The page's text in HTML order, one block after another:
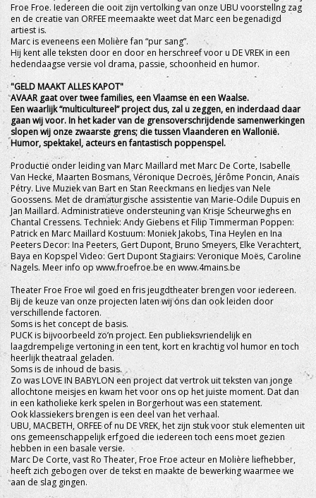
Froe Froe. Iedereen die ooit zijn vertolking van onze UBU voorstellng zag
en de creatie van ORFEE meemaakte weet dat Marc een begenadigd
artiest is.
Marc is eveneens een Molière fan “pur sang”.
Hij kent alle teksten door en door en herschreef voor u DE VREK in een
hedendaagse versie vol drama, passie, schoonheid en humor.
"GELD MAAKT ALLES KAPOT"
AVAAR gaat over twee families, een Vlaamse en een Waalse.
Een waarlijk “multicultureel” project dus, zal u zeggen, en inderdaad daar
gaan wij voor. In het kader van de grensoverschrijdende samenwerkingen
slopen wij onze zwaarste grens; die tussen Vlaanderen en Wallonië.
Humor, spektakel, acteurs en fantastisch poppenspel.
Productie onder leiding van Marc Maillard met Marc De Corte, Isabelle
Van Hecke, Maarten Bosmans, Véronique Decroës, Jérôme Poncin, Anaïs
Pétry. Live Muziek van Bart en Stan Reeckmans en liedjes van Nele
Goossens. Met de dramaturgische assistentie van Marie-Odile Dupuis en
Jan Maillard. Administratieve ondersteuning van Krisje Scheurweghs en
Chantal Cressens. Techniek: Andy Giebens et Filip Timmerman Poppen:
Patrick en Marc Maillard Kostuum: Moniek Jakobs, Tina Heylen en Ina
Peeters Decor: Ina Peeters, Gert Dupont, Bruno Smeyers, Elke Verachtert,
Baya en Kopspel Video: Gert Dupont Stagiairs: Veronique Moës, Caroline
Nagels. Meer info op www.froefroe.be en www.4mains.be
Theater Froe Froe wil goed en fris jeugdtheater brengen voor iedereen.
Bij de keuze van onze projecten laten wij ons dan ook leiden door
verschillende factoren.
Soms is het concept de basis.
PUCK is bijvoorbeeld zo’n project. Een publieksvriendelijk en
laagdrempelige vertoning in een tent, kort en krachtig vol humor en toch
heerlijk theatraal geladen.
Soms is de inhoud de basis.
Zo was LOVE IN BABYLON een project dat vertrok uit teksten van jonge
allochtone meisjes en kwam het voor ons op het juiste moment. Dat dan
in een katholieke kerk spelen in Borgerhout was een statement.
Ook klassiekers brengen is een deel van het verhaal.
UBU, MACBETH, ORFEE of nu DE VREK, het zijn stuk voor stuk elementen uit
ons gemeenschappelijk erfgoed die iedereen toch eens moet gezien
hebben in een basale versie.
Marc De Corte, vast Ro Theater, Froe Froe acteur en Molière liefhebber,
heeft zich gebogen over de tekst en maakte de bewerking waarmee we
aan de slag gingen.